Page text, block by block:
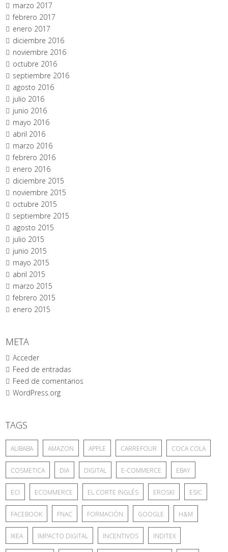
marzo 2017
febrero 2017
enero 2017
diciembre 2016
noviembre 2016
octubre 2016
septiembre 2016
agosto 2016
julio 2016
junio 2016
mayo 2016
abril 2016
marzo 2016
febrero 2016
enero 2016
diciembre 2015
noviembre 2015
octubre 2015
septiembre 2015
agosto 2015
julio 2015
junio 2015
mayo 2015
abril 2015
marzo 2015
febrero 2015
enero 2015
META
Acceder
Feed de entradas
Feed de comentarios
WordPress.org
TAGS
ALIBABA AMAZON APPLE CARREFOUR COCA COLA
COSMETICA DIA DIGITAL E-COMMERCE EBAY
ECI ECOMMERCE EL CORTE INGLÉS EROSKI ESIC
FACEBOOK FNAC FORMACIÓN GOOGLE H&M
IKEA IMPACTO DIGITAL INCENTIVOS INDITEX